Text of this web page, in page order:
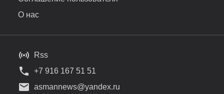
О нас
Rss
+7 916 167 51 51
asmannews@yandex.ru